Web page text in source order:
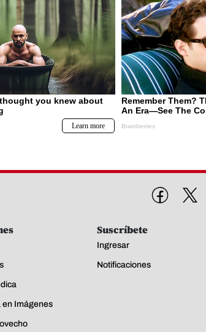
en Imágenes
Suscríbete
Ingresar
Notificaciones